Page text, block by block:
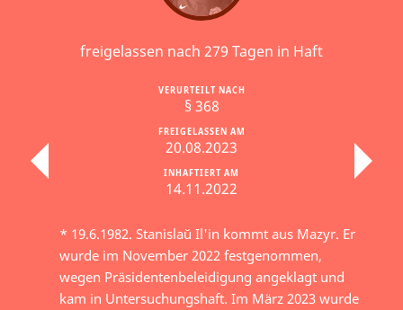
freigelassen nach 279 Tagen in Haft
INHAFTIERT AM
14.11.2022
FREIGELASSEN AM
20.08.2023
VERURTEILT NACH
§ 368
* 19.6.1982. Stanislaŭ Il'in kommt aus Mazyr. Er
wurde im November 2022 festgenommen,
wegen Präsidentenbeleidigung angeklagt und
kam in Untersuchungshaft. Im März 2023 wurde